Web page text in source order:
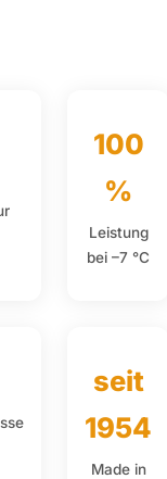
100
%
Leistung
bei –7 °C
seit
1954
Made in